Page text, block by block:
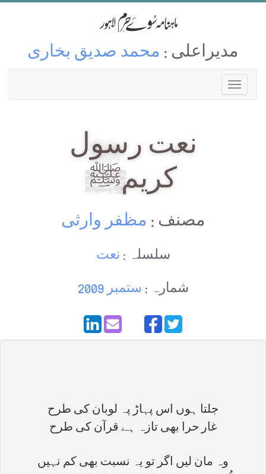
مدیراعلی : محمد صدیق بخاری
نعت رسول
کریمﷺ
مصنف : مظفر وارثی
سلسلہ : نعت
شمارہ : ستمبر 2009
جلتا ہوں اس پہاڑ پہ لوبان کی طرح
غار حرا بھی تازہ ہے قرآن کی طرح
وہ مان لیں اگر تو یہ نسبت بھی کم نہیں